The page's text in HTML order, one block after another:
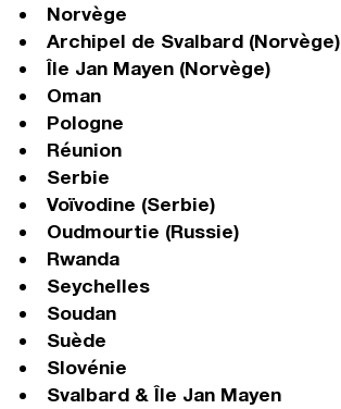
Norvège
Archipel de Svalbard (Norvège)
Île Jan Mayen (Norvège)
Oman
Pologne
Réunion
Serbie
Voïvodine (Serbie)
Oudmourtie (Russie)
Rwanda
Seychelles
Soudan
Suède
Slovénie
Svalbard & Île Jan Mayen